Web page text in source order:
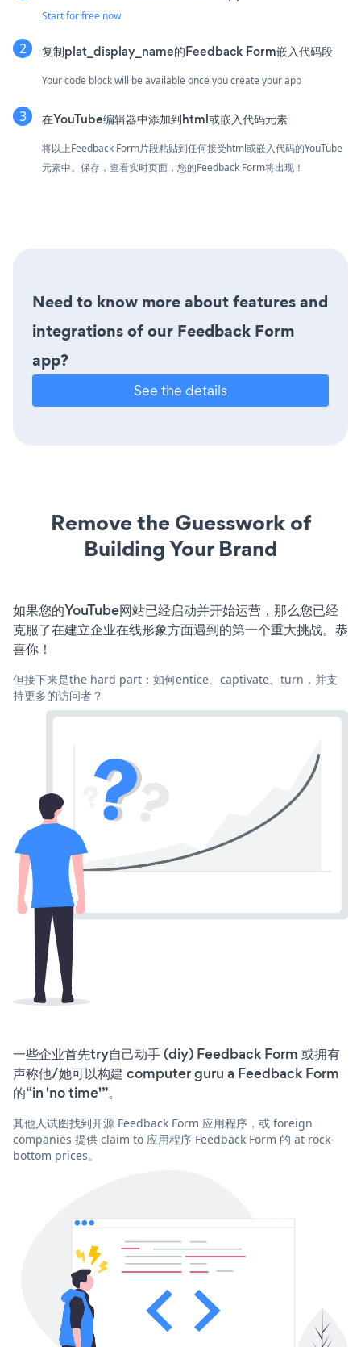
Start for free now
复制plat_display_name的Feedback Form嵌入代码段
Your code block will be available once you create your app
在YouTube编辑器中添加到html或嵌入代码元素
将以上Feedback Form片段粘贴到任何接受html或嵌入代码的YouTube
元素中。保存，查看实时页面，您的Feedback Form将出现！
Need to know more about features and
integrations of our Feedback Form
app?
See the details
Remove the Guesswork of
Building Your Brand
如果您的YouTube网站已经启动并开始运营，那么您已经
克服了在建立企业在线形象方面遇到的第一个重大挑战。恭
喜你！
但接下来是the hard part：如何entice、captivate、turn，并支
持更多的访问者？
一些企业首先try自己动手 (diy) Feedback Form 或拥有
声称他/她可以构建 computer guru a Feedback Form
的“in 'no time'”。
其他人试图找到开源 Feedback Form 应用程序，或 foreign
companies 提供 claim to 应用程序 Feedback Form 的 at rock-
bottom prices。